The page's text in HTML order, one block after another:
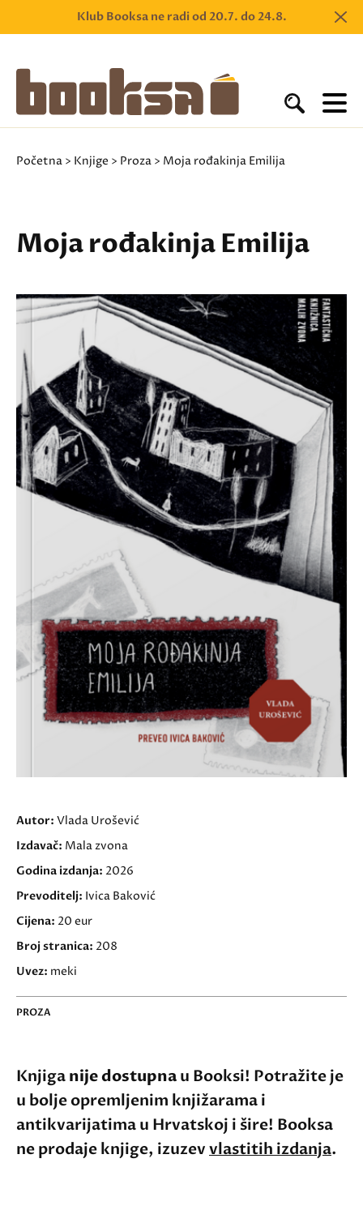
Klub Booksa ne radi od 20.7. do 24.8.
Početna > Knjige > Proza > Moja rođakinja Emilija
Moja rođakinja Emilija
Autor: Vlada Urošević
Izdavač: Mala zvona
Godina izdanja: 2026
Prevoditelj: Ivica Baković
Cijena: 20 eur
Broj stranica: 208
Uvez: meki
PROZA
Knjiganije dostupnau Booksi! Potražite je
u bolje opremljenim knjižarama i
antikvarijatima u Hrvatskoj i šire! Booksa
ne prodaje knjige, izuzevvlastitih izdanja.